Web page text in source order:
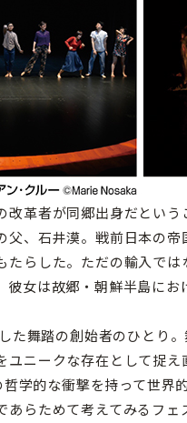
革者が同郷出身だという
、石井漠。戦前日本の
らした。ただの輸入で
彼女は故郷・朝鮮半島に
た舞踏の創始者のひとり
ユニークな存在として捉
学的な衝撃を持って世界
らためて考えてみるフェ